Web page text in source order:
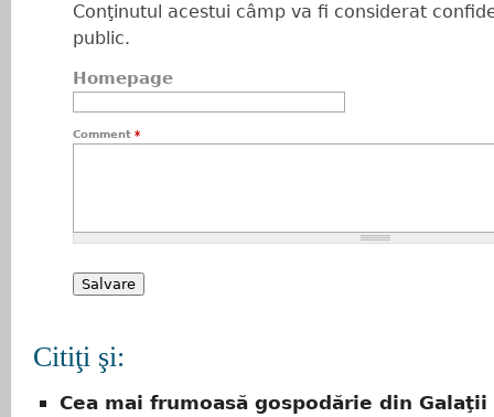
Conţinutul acestui câmp va fi considerat
public.
Homepage
Comment *
Citiţi şi:
Cea mai frumoasă gospodărie din